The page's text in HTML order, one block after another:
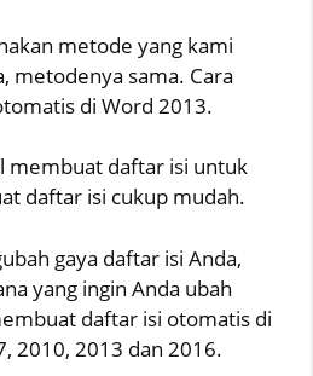
metode yang kami
metodenya sama. Cara
di Word 2013.
membuat daftar isi untuk
daftar isi cukup mudah.
gaya daftar isi Anda,
yang ingin Anda ubah
daftar isi otomatis di
2010, 2013 dan 2016.